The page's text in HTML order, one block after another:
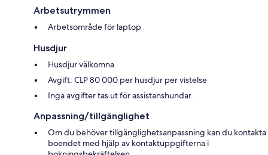
Arbetsutrymmen
Arbetsområde för laptop
Husdjur
Husdjur välkomna
Avgift: CLP 80 000 per husdjur per vistelse
Inga avgifter tas ut för assistanshundar.
Anpassning/tillgänglighet
Om du behöver tillgänglighetsanpassning kan du kontakta
boendet med hjälp av kontaktuppgifterna i